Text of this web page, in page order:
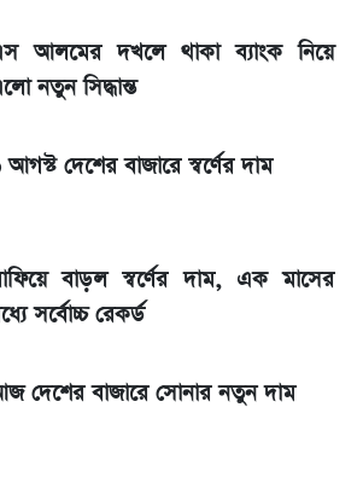
নতুন পূর্বাভাস দিল আবহাওয়া অফিস
খেলা (৭ আগস্ট)
আকামা নবায়নে বদলে গেল
2027: সর্বশেষ পয়েন্ট টেবিল ও
আজকের সোনার দাম
রহমান—তুলনায় যা বললেন
আলমের দখলে থাকা ব্যাংক নিয়ে
নতুন সিদ্ধান্ত
দেশের বাজারে স্বর্ণের দাম
বাড়ল স্বর্ণের দাম, এক মাসের
সর্বোচ্চ রেকর্ড
দেশের বাজারে সোনার নতুন দাম